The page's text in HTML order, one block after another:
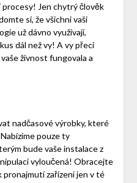
Jen chytrý člověk
si, že všichni vaši
už dávno využívají,
dál než vy! A vy přeci
živnost fungovala a
nadčasové výrobky, které
pouze ty
bude vaše instalace z
vyloučená! Obracejte
pronajmutí zařízení jen v té